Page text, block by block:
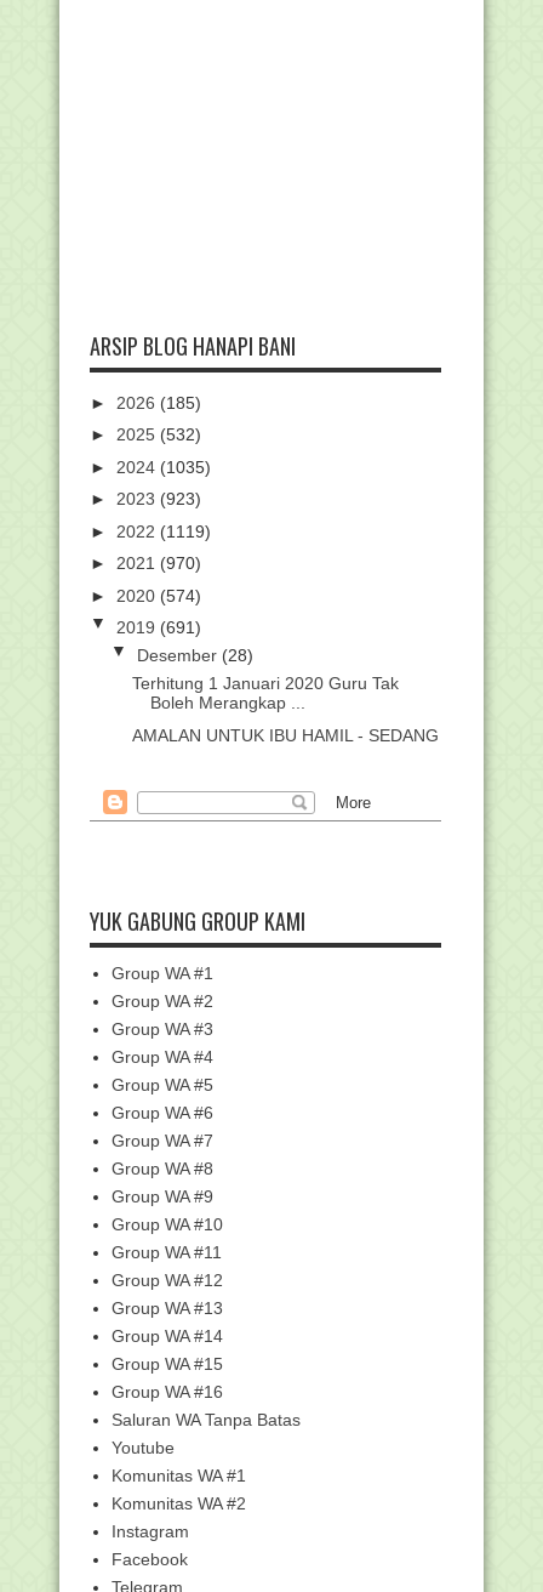
ARSIP BLOG HANAPI BANI
► 2026 (185)
► 2025 (532)
► 2024 (1035)
► 2023 (923)
► 2022 (1119)
► 2021 (970)
► 2020 (574)
▼ 2019 (691)
▼ Desember (28)
Terhitung 1 Januari 2020 Guru Tak
Boleh Merangkap ...
AMALAN UNTUK IBU HAMIL - SEDANG
2020, Beli Bensin Tak Lagi Pakai Uang
Pendidikan Indo...
Malaikat Munkar dan Nakir di Kubur
73% Peserta Lulus Pendidikan Profesi
Guru Madrasah...
Besok Gerhana Matahari Cincin, Begini
Cara Melihat...
Kisi-Kisi USBN SD/MI Tahun Pelajaran
2019-2020
Cara Instal Aplikasi Feeder EMIS (AFE)
yang Tepat
Cara Setting Laptop Jika Wifi Tidak Bisa
Connect K...
Pengumuman Hasil Seleksi Administrasi
CPNS dan Daf...
Inilah Asesmen Kompetensi Minimum
Pengganti Ujian ...
DOWNLOAD, VDI ARD Terbaru Versi
2.3.4 Update 16 De...
Honorer Dilarang Menggunakan
Seragam PNS, Harus Pa...
Ini Jawaban Nadiem Saat Dikomplain
Gaji Guru Rp 30...
Mendikbud Nadiem Umumkan
Pengganti Ujian Nasional ...
Kemenag Letakkan Materi Khilafah ke
YUK GABUNG GROUP KAMI
Group WA #1
Group WA #2
Group WA #3
Group WA #4
Group WA #5
Group WA #6
Group WA #7
Group WA #8
Group WA #9
Group WA #10
Group WA #11
Group WA #12
Group WA #13
Group WA #14
Group WA #15
Group WA #16
Saluran WA Tanpa Batas
Youtube
Komunitas WA #1
Komunitas WA #2
Instagram
Facebook
Telegram